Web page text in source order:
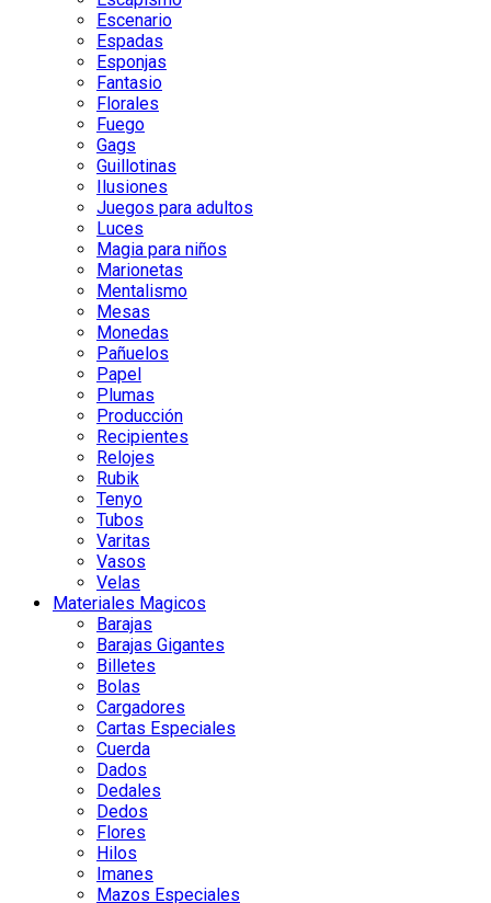
Escenario
Espadas
Esponjas
Fantasio
Florales
Fuego
Gags
Guillotinas
Ilusiones
Juegos para adultos
Luces
Magia para niños
Marionetas
Mentalismo
Mesas
Monedas
Pañuelos
Papel
Plumas
Producción
Recipientes
Relojes
Rubik
Tenyo
Tubos
Varitas
Vasos
Velas
Materiales Magicos
Barajas
Barajas Gigantes
Billetes
Bolas
Cargadores
Cartas Especiales
Cuerda
Dados
Dedales
Dedos
Flores
Hilos
Imanes
Mazos Especiales